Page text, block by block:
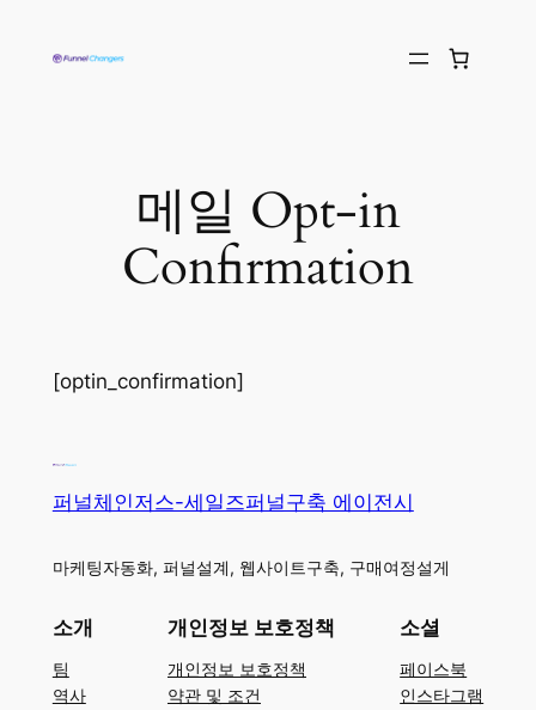
메일 Opt-in
Confirmation
[optin_confirmation]
퍼널체인저스-세일즈퍼널구축 에이전시
마케팅자동화, 퍼널설계, 웹사이트구축, 구매여정설게
소개
팀
역사
개인정보 보호정책
개인정보 보호정책
약관 및 조건
소셜
페이스북
인스타그램